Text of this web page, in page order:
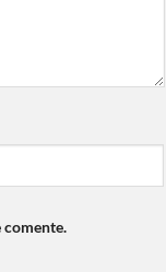
comente.